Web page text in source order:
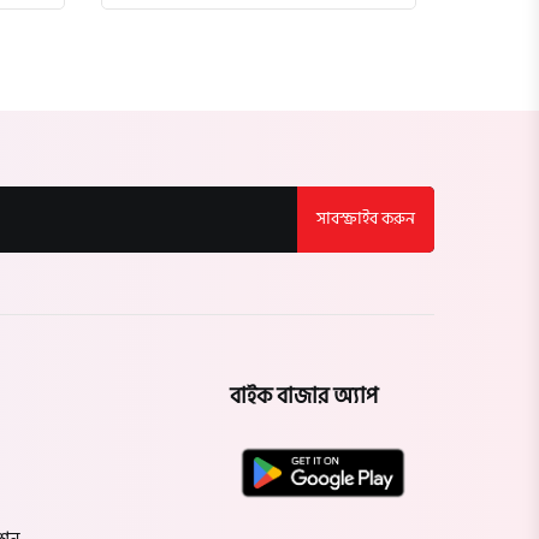
সাবস্ক্রাইব করুন
বাইক বাজার অ্যাপ